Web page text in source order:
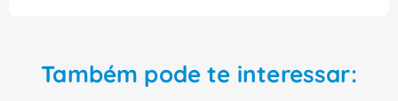
Também pode te interessar: